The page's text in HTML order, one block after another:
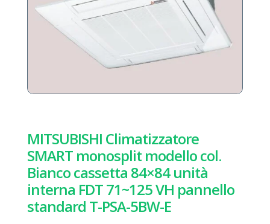
MITSUBISHI Climatizzatore
SMART monosplit modello col.
Bianco cassetta 84×84 unità
interna FDT 71~125 VH pannello
standard T-PSA-5BW-E